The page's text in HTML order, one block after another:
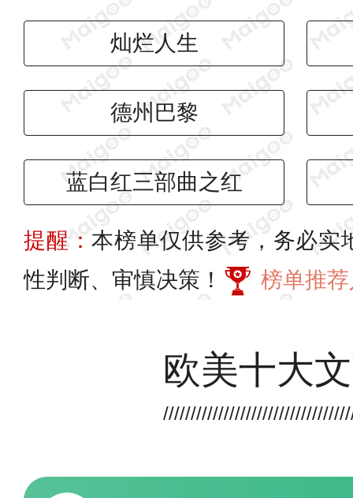
灿烂人生
德州巴黎
蓝白红三部曲之红
提醒：本榜单仅供参考，务必实
性判断、审慎决策！
榜单推
欧美十大